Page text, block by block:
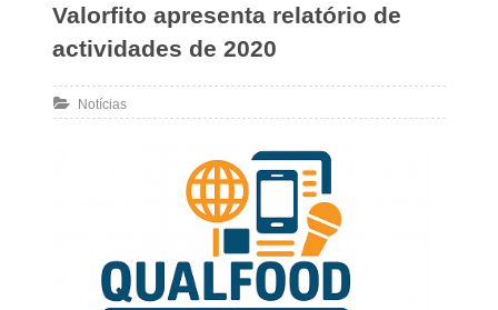
Valorfito apresenta relatório de
actividades de 2020
Notícias